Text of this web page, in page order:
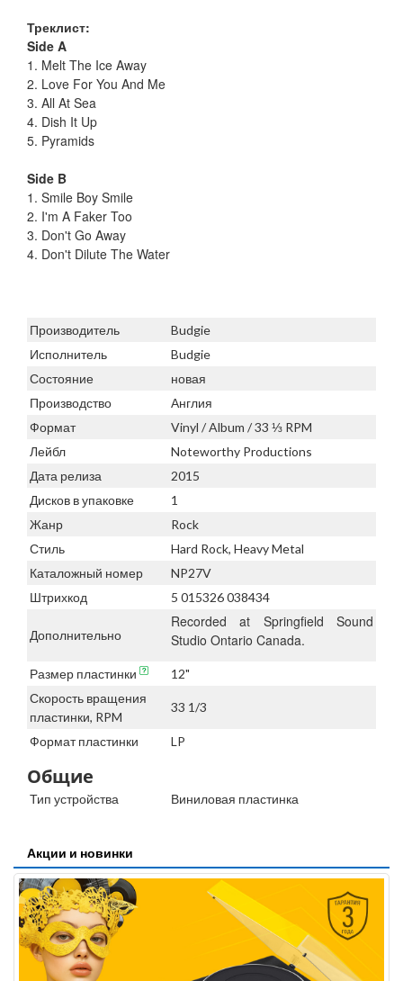
Треклист:
Side A
1. Melt The Ice Away
2. Love For You And Me
3. All At Sea
4. Dish It Up
5. Pyramids
Side B
1. Smile Boy Smile
2. I'm A Faker Too
3. Don't Go Away
4. Don't Dilute The Water
Производитель
Budgie
Исполнитель
Budgie
Состояние
новая
Производство
Англия
Формат
Vinyl / Album / 33 ⅓ RPM
Лейбл
Noteworthy Productions
Дата релиза
2015
Дисков в упаковке
1
Жанр
Rock
Стиль
Hard Rock, Heavy Metal
Каталожный номер
NP27V
Штрихкод
5 015326 038434
Дополнительно
Recorded at Springfield Sound
Studio Ontario Canada.
Размер пластинки
12"
Скорость вращения
пластинки, RPM
33 1/3
Формат пластинки LP
Общие
Тип устройства Виниловая пластинка
Акции и новинки